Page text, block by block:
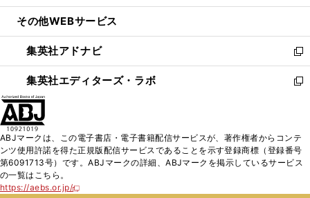
開
ウ
開
く
ン
ウ
で
開
く
ウ
ン
ド
ウ
で
し
ウ
ィ
ン
ド
く
その他WEBサービス
集英社アドナビ
新
し
い
ド
ウ
で
集英社エディターズ・ラボ
新
ィ
ン
ABJマークは、この電子書店・電子書籍配信サービスが、著作権者からコンテ
ンツ使用許諾を得た正規版配信サービスであることを示す登録商標（登録番号
第6091713号）です。ABJマークの詳細、ABJマークを掲示しているサービス
の一覧はこちら。
https://aebs.or.jp/
新